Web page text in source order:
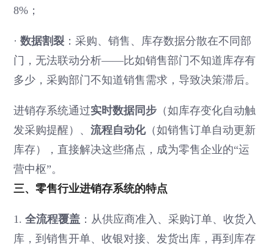
8%；
·数据割裂 ：采购、销售、库存数据分散在不同部
门，无法联动分析——比如销售部门不知道库存有
多少，采购部门不知道销售需求，导致决策滞后。
进销存系统通过实时数据同步 （如库存变化自动触
发采购提醒）、流程自动化（如销售订单自动更新
库存），直接解决这些痛点，成为零售企业的“运
营中枢”。
三、零售行业进销存系统的特点
1.全流程覆盖 ：从供应商准入、采购订单、收货入
库，到销售开单、收银对接、发货出库，再到库存